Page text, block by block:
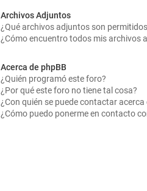
Archivos Adjuntos
¿Qué archivos adjuntos son
¿Cómo encuentro todos mis archivos
Acerca de phpBB
¿Quién programó este foro?
¿Por qué este foro no tiene tal cosa?
¿Con quién se puede contactar
¿Cómo puedo ponerme en contacto